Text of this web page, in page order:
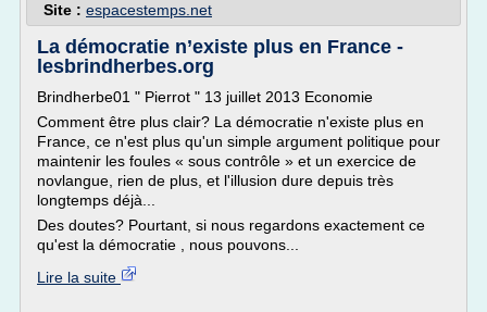
Site : espacestemps.net
La démocratie n’existe plus en France -
lesbrindherbes.org
Brindherbe01 " Pierrot " 13 juillet 2013 Economie
Comment être plus clair? La démocratie n'existe plus en
France, ce n'est plus qu'un simple argument politique pour
maintenir les foules « sous contrôle » et un exercice de
novlangue, rien de plus, et l'illusion dure depuis très
longtemps déjà...
Des doutes? Pourtant, si nous regardons exactement ce
qu'est la démocratie , nous pouvons...
Lire la suite